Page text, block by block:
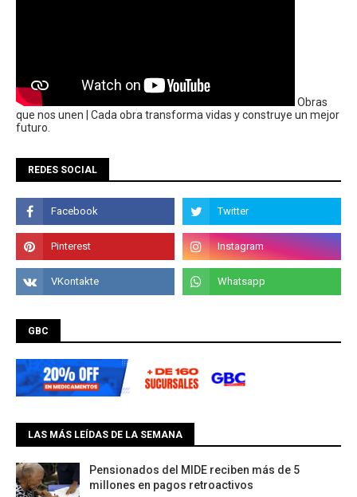
Obras
que nos unen | Cada obra transforma vidas y construye un mejor
futuro.
REDES SOCIAL
GBC
LAS MÁS LEÍDAS DE LA SEMANA
Pensionados del MIDE reciben más de 5
millones en pagos retroactivos